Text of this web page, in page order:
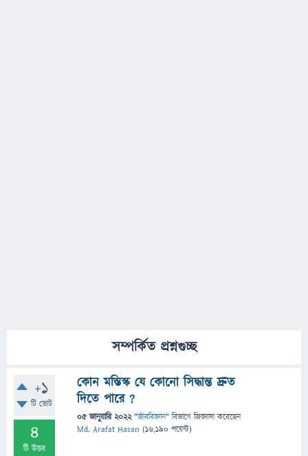
সম্পর্কিত প্রশ্নগুচ্ছ
+1
টি ভোট
4
টি উত্তর
কোন মস্তিস্ক যে কোনো সিদ্ধান্ত দ্রুত
দিতে পারে ?
05 জানুয়ারি 2022 "জীববিজ্ঞান" বিভাগে জিজ্ঞাসাকরেছেন
Md. Arafat Hasan (16,190 পয়েন্ট)